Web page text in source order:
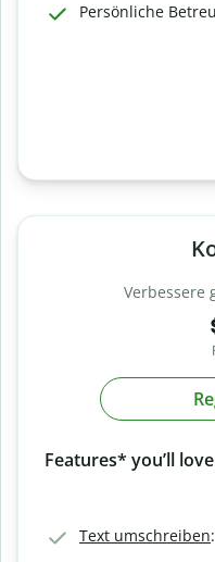
Persönliche
Verbessere
Features* you’ll
Text umschreiben